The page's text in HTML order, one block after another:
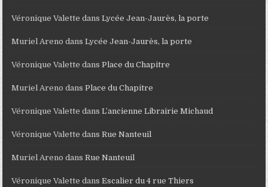
Véronique Valette dansLycée Jean-Jaurès, la porte
Muriel Areno dansLycée Jean-Jaurès, la porte
Véronique Valette dansPlace du Chapitre
Muriel Areno dansPlace du Chapitre
Véronique Valette dansL’ancienne Librairie Michaud
Véronique Valette dansRue Nanteuil
Muriel Areno dansRue Nanteuil
Véronique Valette dansEscalier du 4 rue Thiers